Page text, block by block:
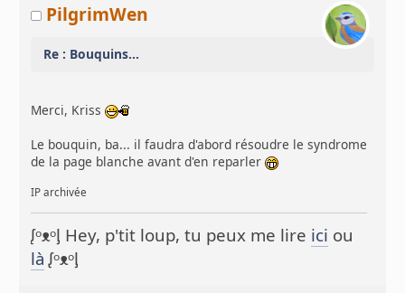
PilgrimWen
Re : Bouquins...
Merci, Kriss
Le bouquin, ba... il faudra d'abord résoudre le syndrome
de la page blanche avant d'en reparler
IP archivée
ᶘᵒᴥᵒᶅ Hey, p'tit loup, tu peux me lire ici ou
là ᶘᵒᴥᵒᶅ